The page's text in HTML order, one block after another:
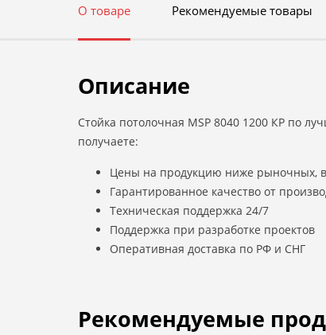
О товаре Рекомендуемые товары
Описание
Стойка потолочная MSP 8040 1200 КР по
получаете:
Цены на продукцию ниже рыночных,
Гарантированное качество от
Техническая поддержка 24/7
Поддержка при разработке проектов
Оперативная доставка по РФ и СНГ
Рекомендуемые